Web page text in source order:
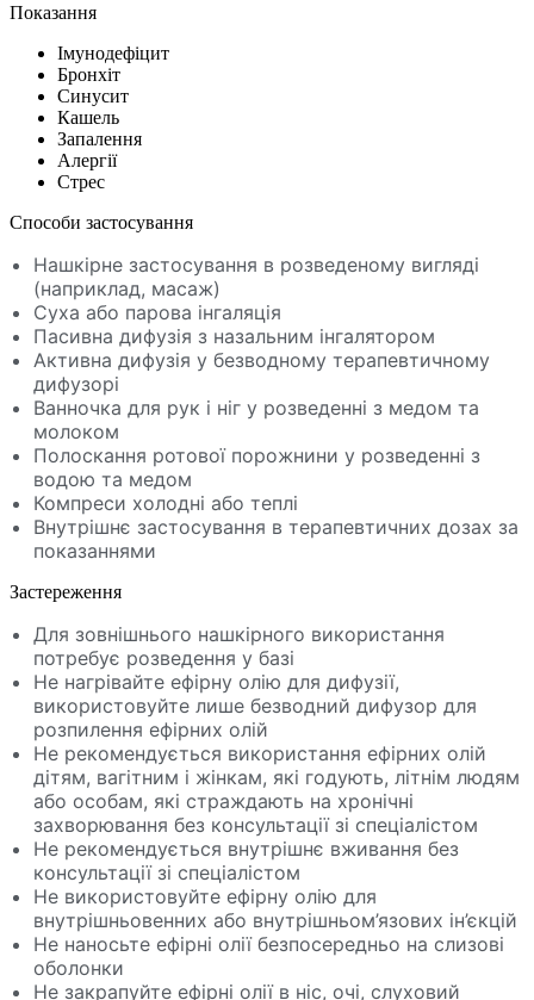
Показання
Імунодефіцит
Бронхіт
Синусит
Кашель
Запалення
Алергії
Стрес
Способи застосування
Нашкірне застосування в розведеному вигляді
(наприклад, масаж)
Суха або парова інгаляція
Пасивна дифузія з назальним інгалятором
Активна дифузія у безводному терапевтичному
дифузорі
Ванночка для рук і ніг у розведенні з медом та
молоком
Полоскання ротової порожнини у розведенні з
водою та медом
Компреси холодні або теплі
Внутрішнє застосування в терапевтичних дозах за
показаннями
Застереження
Для зовнішнього нашкірного використання
потребує розведення у базі
Не нагрівайте ефірну олію для дифузії,
використовуйте лише безводний дифузор для
розпилення ефірних олій
Не рекомендується використання ефірних олій
дітям, вагітним і жінкам, які годують, літнім людям
або особам, які страждають на хронічні
захворювання без консультації зі спеціалістом
Не рекомендується внутрішнє вживання без
консультації зі спеціалістом
Не використовуйте ефірну олію для
внутрішньовенних або внутрішньом’язових ін’єкцій
Не наносьте ефірні олії безпосередньо на слизові
оболонки
Не закрапуйте ефірні олії в ніс, очі, слуховий